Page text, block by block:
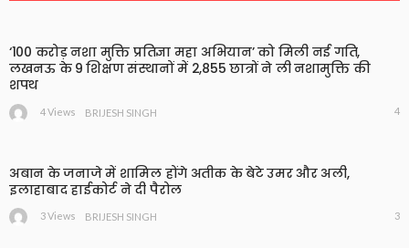
‘100 करोड़ नशा मुक्ति प्रतिज्ञा महा अभियान’ को मिली नई गति,
लखनऊ के 9 शिक्षण संस्थानों में 2,855 छात्रों ने ली नशामुक्ति की
शपथ
4 Views BRIJESH SINGH 4
अबान के जनाजे में शामिल होंगे अतीक के बेटे उमर और अली,
इलाहाबाद हाईकोर्ट ने दी पैरोल
3 Views BRIJESH SINGH 3